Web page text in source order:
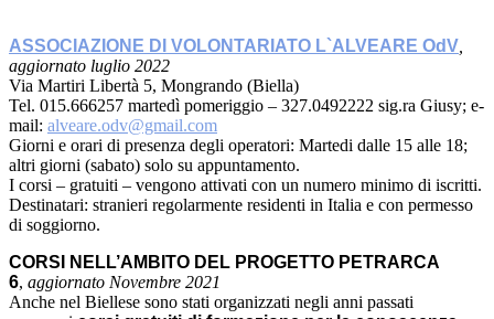
ASSOCIAZIONE DI VOLONTARIATO L`ALVEARE OdV
aggiornato luglio 2022
Via Martiri Libertà 5, Mongrando (Biella)
Tel. 015.666257 martedì pomeriggio – 327.0492222 sig.ra Giusy; e-
mail: alveare.odv@gmail.com
Giorni e orari di presenza degli operatori: Martedi dalle 15 alle 18;
altri giorni (sabato) solo su appuntamento.
I corsi – gratuiti – vengono attivati con un numero minimo di iscritti.
Destinatari: stranieri regolarmente residenti in Italia e con permesso
di soggiorno.
CORSI NELL’AMBITO DEL PROGETTO PETRARCA
6, aggiornato Novembre 2021
Anche nel Biellese sono stati organizzati negli anni passati